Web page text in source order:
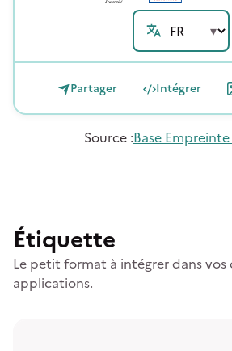
Partager Intégrer
Source:Base
Étiquette
Le petit format à intégrer dans vos
applications.